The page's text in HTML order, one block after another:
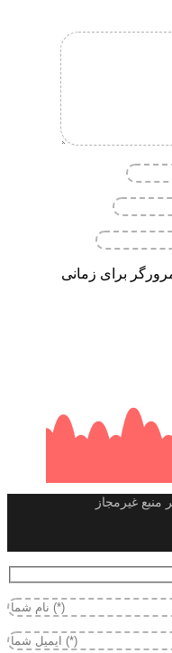
برای زمانی
غیرمجاز